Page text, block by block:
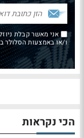
אני מאשר קבלת
ו/או באמצעות הסלולר בהתאם
הכי נקראות